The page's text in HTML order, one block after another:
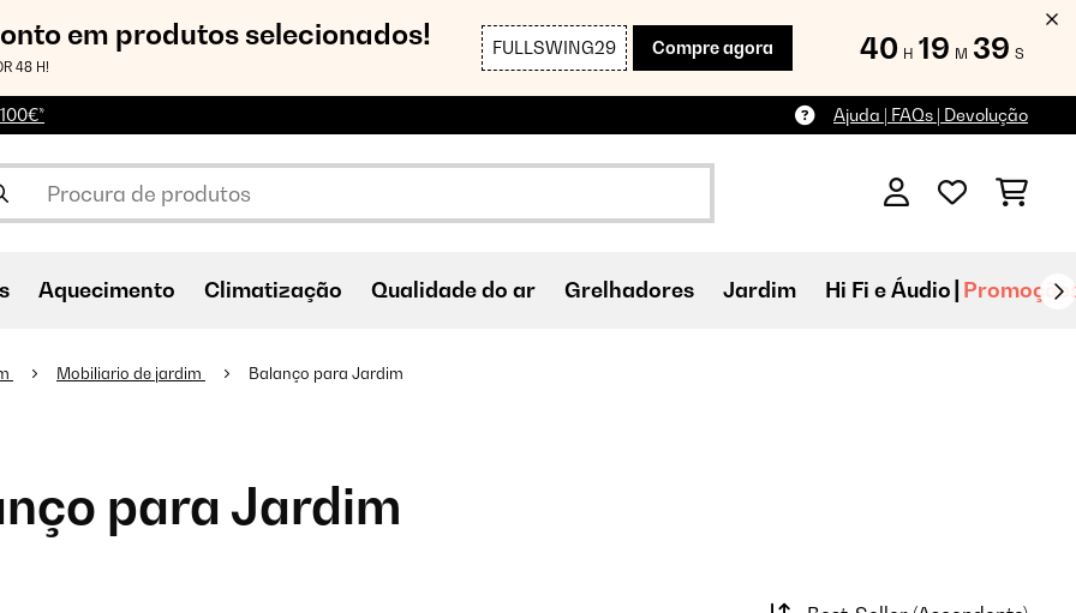
em produtos selecionados!
48 H!
FULLSWING29 Compre agora 40 H 19 M 37 S
Ajuda | FAQs | Devolução
Aquecimento Climatização Qualidade do ar Grelhadores Jardim Hi Fi e Áudio
Mobiliario de jardim Balanço para Jardim
para Jardim